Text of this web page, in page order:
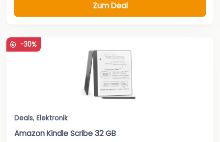
Zum Deal
-30%
Deals, Elektronik
Amazon Kindle Scribe 32 GB